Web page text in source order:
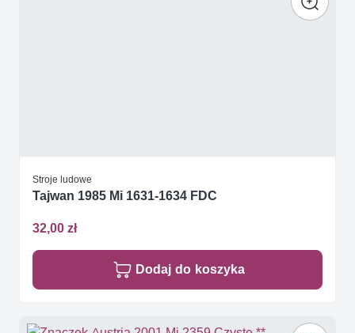
Stroje ludowe
Tajwan 1985 Mi 1631-1634 FDC
32,00 zł
Dodaj do koszyka